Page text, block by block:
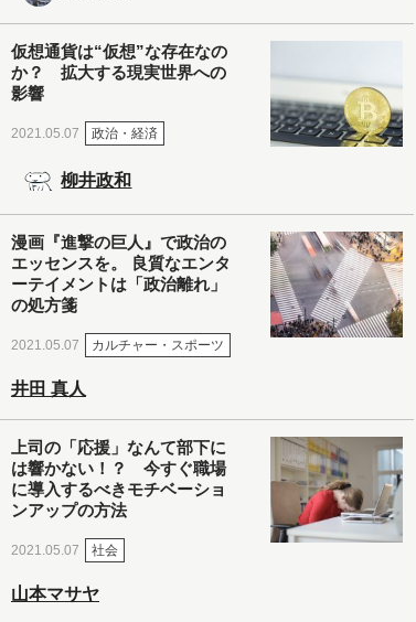
仮想通貨は“仮想”な存在なの
か？ 拡大する現実世界への
影響
2021.05.07 政治・経済
柳井政和
漫画『進撃の巨人』で政治の
エッセンスを。 良質なエンタ
ーテイメントは「政治離れ」
の処方箋
2021.05.07 カルチャー・スポーツ
井田 真人
上司の「応援」なんて部下に
は響かない！？ 今すぐ職場
に導入するべきモチベーショ
ンアップの方法
2021.05.07 社会
山本マサヤ